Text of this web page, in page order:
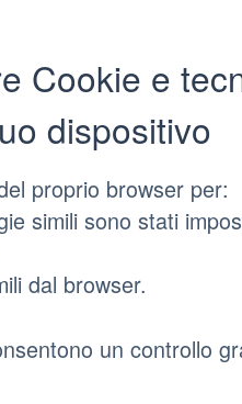
Cookie e
dispositivo
proprio browser per:
simili sono stati
dal browser.
un controllo